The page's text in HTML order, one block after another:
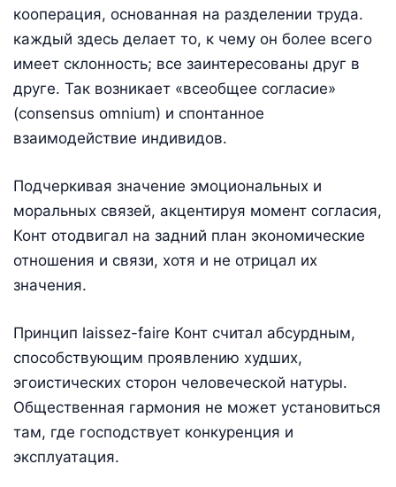
кооперация, основанная на разделении труда.
каждый здесь делает то, к чему он более всего
имеет склонность; все заинтересованы друг в
друге. Так возникает «всеобщее согласие»
(consensus omnium) и спонтанное
взаимодействие индивидов.
Подчеркивая значение эмоциональных и
моральных связей, акцентируя момент согласия,
Конт отодвигал на задний план экономические
отношения и связи, хотя и не отрицал их
значения.
Принцип laissez-faire Конт считал абсурдным,
способствующим проявлению худших,
эгоистических сторон человеческой натуры.
Общественная гармония не может установиться
там, где господствует конкуренция и
эксплуатация.